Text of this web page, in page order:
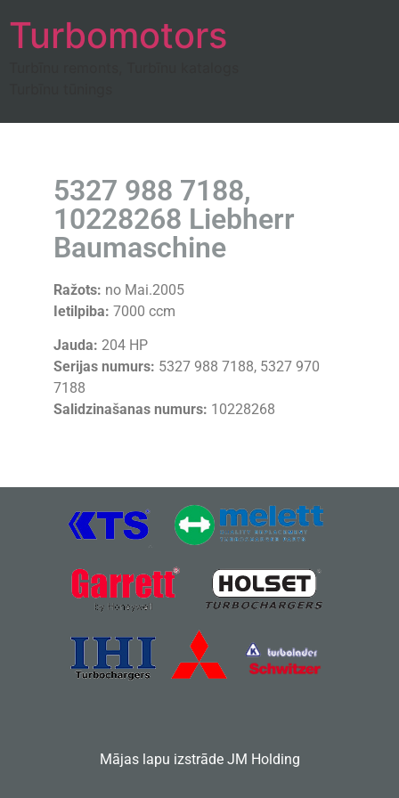
Turbomotors
5327 988 7188,
10228268 Liebherr
Baumaschine
Ražots: no Mai.2005
Ietilpiba: 7000 ccm
Jauda: 204 HP
Serijas numurs: 5327 988 7188, 5327 970
7188
Salidzinašanas numurs: 10228268
Mājas lapu izstrādeJM Holding